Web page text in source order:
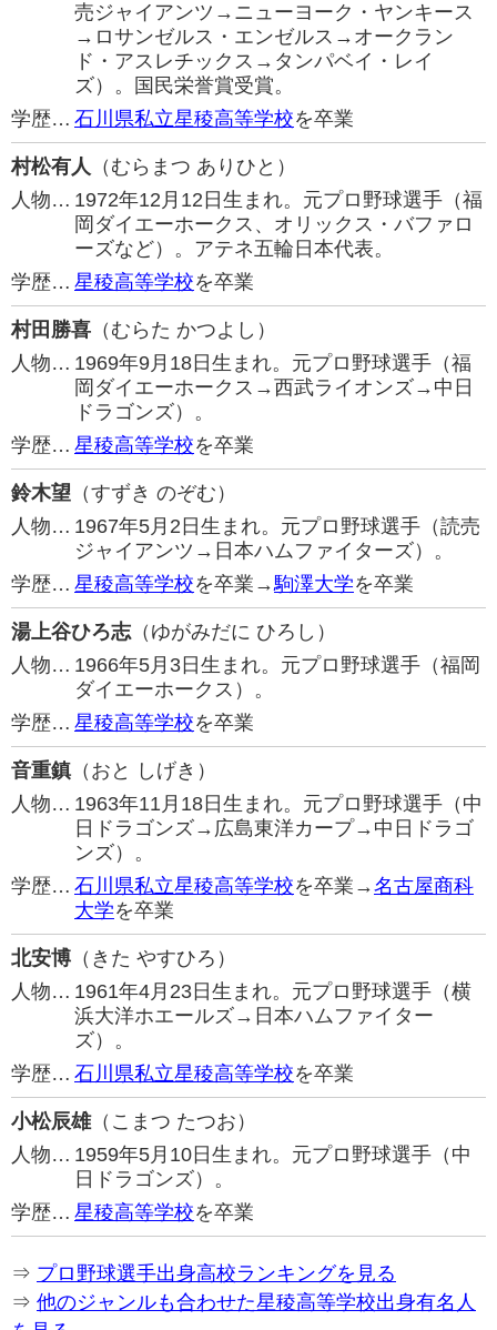
売ジャイアンツ→ニューヨーク・ヤンキース
→ロサンゼルス・エンゼルス→オークラン
ド・アスレチックス→タンパベイ・レイ
ズ）。国民栄誉賞受賞。
学歴… 石川県私立星稜高等学校を卒業
村松有人 （むらまつ ありひと）
人物… 1972年12月12日生まれ。元プロ野球選手（福
岡ダイエーホークス、オリックス・バファロ
ーズなど）。アテネ五輪日本代表。
学歴… 星稜高等学校を卒業
村田勝喜 （むらた かつよし）
人物… 1969年9月18日生まれ。元プロ野球選手（福
岡ダイエーホークス→西武ライオンズ→中日
ドラゴンズ）。
学歴… 星稜高等学校を卒業
鈴木望 （すずき のぞむ）
人物… 1967年5月2日生まれ。元プロ野球選手（読売
ジャイアンツ→日本ハムファイターズ）。
学歴… 星稜高等学校を卒業→駒澤大学を卒業
湯上谷ひろ志（ゆがみだに ひろし）
人物… 1966年5月3日生まれ。元プロ野球選手（福岡
ダイエーホークス）。
学歴… 星稜高等学校を卒業
音重鎮 （おと しげき）
人物… 1963年11月18日生まれ。元プロ野球選手（中
日ドラゴンズ→広島東洋カープ→中日ドラゴ
ンズ）。
学歴… 石川県私立星稜高等学校を卒業→名古屋商科
大学を卒業
北安博 （きた やすひろ）
人物… 1961年4月23日生まれ。元プロ野球選手（横
浜大洋ホエールズ→日本ハムファイター
ズ）。
学歴… 石川県私立星稜高等学校を卒業
小松辰雄（こまつ たつお）
人物… 1959年5月10日生まれ。元プロ野球選手（中
日ドラゴンズ）。
学歴… 星稜高等学校を卒業
⇒ プロ野球選手出身高校ランキングを見る
⇒ 他のジャンルも合わせた星稜高等学校出身有名人